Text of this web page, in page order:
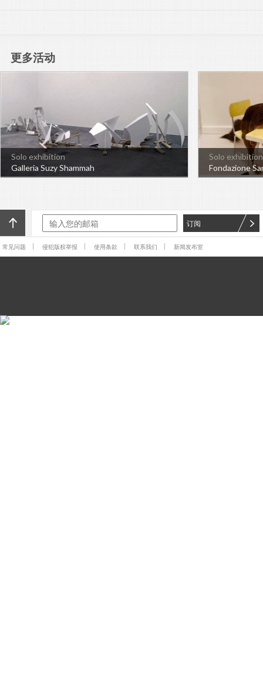
更多活动
Solo exhibition
Galleria Suzy Shammah
Solo exhibition
Fondazione
订阅
常见问题 侵犯版权举报 使用条款 联系我们 新闻发布室